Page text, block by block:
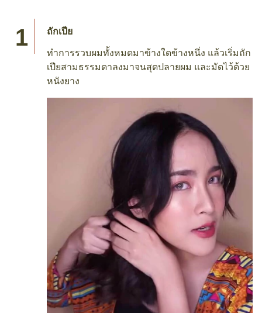
ถักเปีย
ทำการรวบผมทั้งหมดมาข้างใดข้างหนึ่ง แล้วเริ่มถัก
เปียสามธรรมดาลงมาจนสุดปลายผม และมัดไว้ด้วย
หนังยาง